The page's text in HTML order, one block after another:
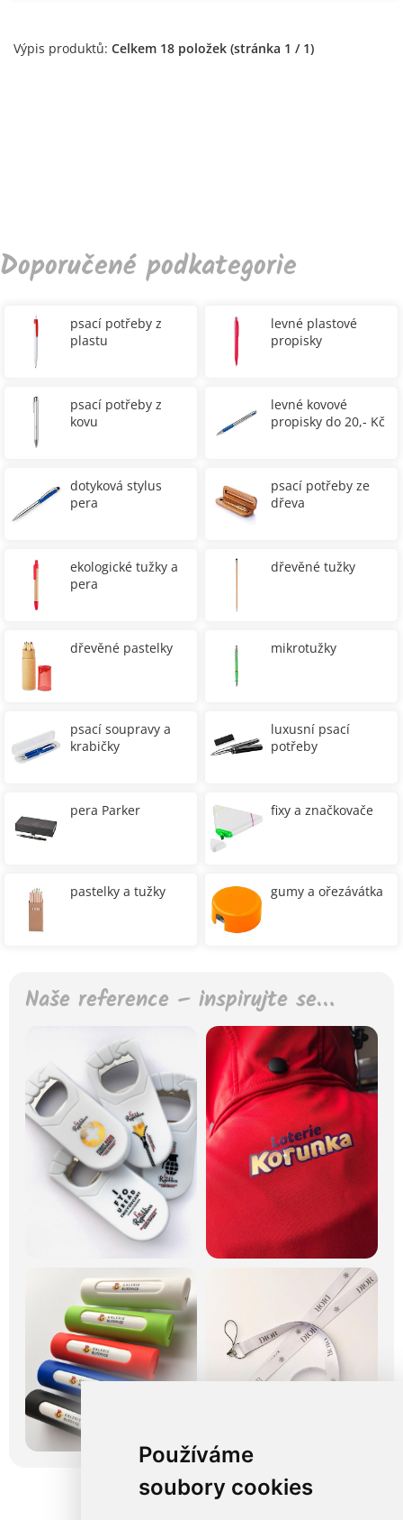
Používáme
soubory cookies
Výpis produktů: Celkem 18 položek (stránka 1 / 1)
Doporučené podkategorie
psací potřeby z
plastu
levné plastové
propisky
psací potřeby z
kovu
levné kovové
propisky do 20,- Kč
dotyková stylus
pera
psací potřeby ze
dřeva
ekologické tužky a
pera
dřevěné tužky
dřevěné pastelky mikrotužky
psací soupravy a
krabičky
luxusní psací
potřeby
pera Parker fixy a značkovače
pastelky a tužky gumy a ořezávátka
Naše reference – inspirujte se…